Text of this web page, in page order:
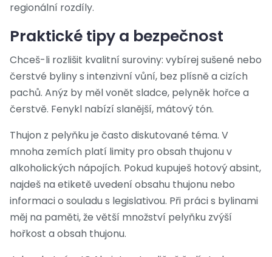
regionální rozdíly.
Praktické tipy a bezpečnost
Chceš-li rozlišit kvalitní suroviny: vybírej sušené nebo
čerstvé byliny s intenzivní vůní, bez plísně a cizích
pachů. Anýz by měl vonět sladce, pelyněk hořce a
čerstvě. Fenykl nabízí slanější, mátový tón.
Thujon z pelyňku je často diskutované téma. V
mnoha zemích platí limity pro obsah thujonu v
alkoholických nápojích. Pokud kupuješ hotový absint,
najdeš na etiketě uvedení obsahu thujonu nebo
informaci o souladu s legislativou. Při práci s bylinami
měj na paměti, že větší množství pelyňku zvýší
hořkost a obsah thujonu.